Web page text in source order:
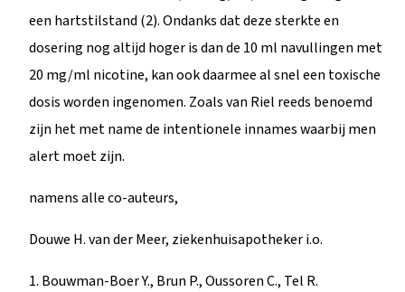
een hartstilstand (2). Ondanks dat deze sterkte en
dosering nog altijd hoger is dan de 10 ml navullingen met
20 mg/ml nicotine, kan ook daarmee al snel een toxische
dosis worden ingenomen. Zoals van Riel reeds benoemd
zijn het met name de intentionele innames waarbij men
alert moet zijn.
namens alle co-auteurs,
Douwe H. van der Meer, ziekenhuisapotheker i.o.​
1. Bouwman-Boer Y., Brun P., Oussoren C., Tel R.